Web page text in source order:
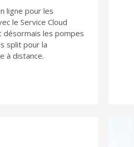
ligne pour les
le Service Cloud
désormais les pompes
split pour la
à distance.